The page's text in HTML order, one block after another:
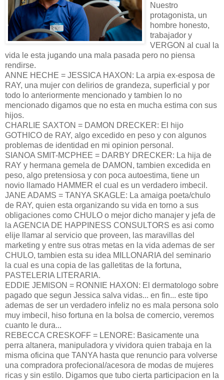
Nuestro
protagonista, un
hombre honesto,
trabajador y
VERGON al cual la
vida le esta jugando una mala pasada pero no piensa
rendirse.
ANNE HECHE = JESSICA HAXON: La arpia ex-esposa de
RAY, una mujer con delirios de grandeza, superficial y por
todo lo anteriormente mencionado y tambien lo no
mencionado digamos que no esta en mucha estima con sus
hijos.
CHARLIE SAXTON = DAMON DRECKER: El hijo
GOTHICO de RAY, algo excedido en peso y con algunos
problemas de identidad en mi opinion personal.
SIANOA SMIT-MCPHEE = DARBY DRECKER: La hija de
RAY y hermana gemela de DAMON, tambien excedida en
peso, algo pretensiosa y con poca autoestima, tiene un
novio llamado HAMMER el cual es un verdadero imbecil.
JANE ADAMS = TANYA SKAGLE: La amaiga poeta/chulo
de RAY, quien esta organizando su vida en torno a sus
obligaciones como CHULO o mejor dicho manajer y jefa de
la AGENCIA DE HAPPINESS CONSULTORS es asi como
elije llamar al servicio que proveen, las maravillas del
marketing y entre sus otras metas en la vida ademas de ser
CHULO, tambien esta su idea MILLONARIA del seminario
la cual es una copia de las galletitas de la fortuna,
PASTELERIA LITERARIA.
EDDIE JEMISON = RONNIE HAXON: El dermatologo sobre
pagado que segun Jessica salva vidas... en fin... este tipo
ademas de ser un verdadero infeliz no es mala persona solo
muy imbecil, hiso fortuna en la bolsa de comercio, veremos
cuanto le dura...
REBECCA CRESKOFF = LENORE: Basicamente una
perra altanera, manipuladora y vividora quien trabaja en la
misma oficina que TANYA hasta que renuncio para volverse
una compradora profecional/acesora de modas de mujeres
ricas y sin estilo. Digamos que tubo cierta participacion en la